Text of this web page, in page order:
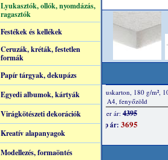
Lyukasztók, ollók, nyomdázás,
ragasztók
Festékek és kellékek
Ceruzák, kréták, festetlen
formák
Papír tárgyak, dekupázs
Egyedi albumok, kártyák
Virágkötészeti dekorációk
Kreatív alapanyagok
Modellezés, formaöntés